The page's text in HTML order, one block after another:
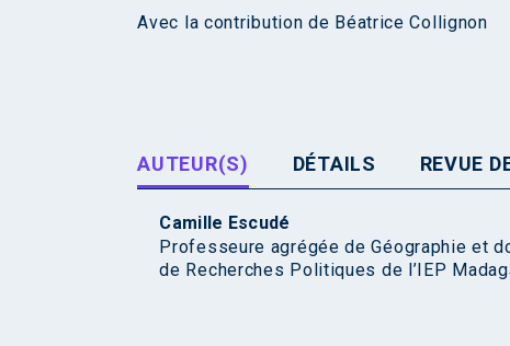
Avec la contribution de Béatrice Collignon
AUTEUR(S) DÉTAILS REVUE
Camille Escudé
Professeure agrégée de Géographie et
de Recherches Politiques de l’IEP